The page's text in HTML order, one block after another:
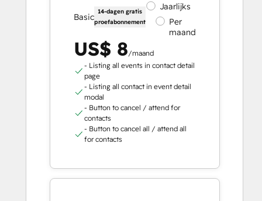
Basic
14-dagen gratis
proefabonnement
Jaarlijks
Per
maand
US$ 8/maand
- Listing all events in contact detail
page
- Listing all contact in event detail
modal
- Button to cancel / attend for
contacts
- Button to cancel all / attend all
for contacts